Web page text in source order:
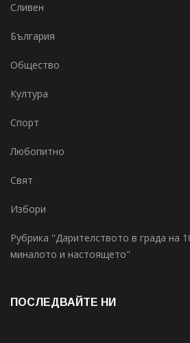
Сливен
България
Общество
Култура
Спорт
Любопитно
Свят
Избори
Рубрика "Дарителството в града на
миналото и настоящето"
ПОСЛЕДВАЙТЕ НИ